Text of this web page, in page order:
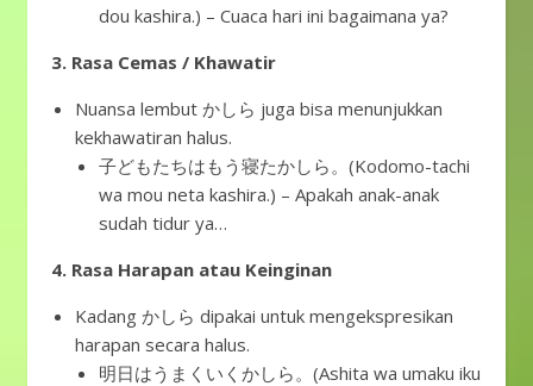
dou kashira.) – Cuaca hari ini bagaimana ya?
3. Rasa Cemas / Khawatir
Nuansa lembut かしら juga bisa menunjukkan
kekhawatiran halus.
子どもたちはもう寝たかしら。(Kodomo-tachi
wa mou neta kashira.) – Apakah anak-anak
sudah tidur ya…
4. Rasa Harapan atau Keinginan
Kadang かしら dipakai untuk mengekspresikan
harapan secara halus.
明日はうまくいくかしら。(Ashita wa umaku iku